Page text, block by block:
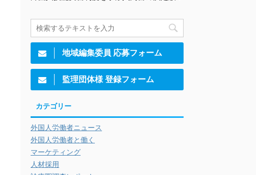
地域編集委員 応募フォーム
監理団体様 登録フォーム
カテゴリー
外国人労働者ニュース
外国人労働者と働く
マーケティング
人材採用